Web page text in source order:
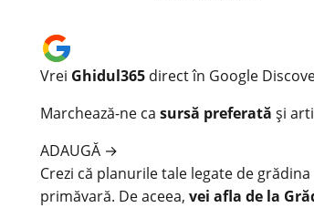
Vrei Ghidul365 direct în Google
Marchează-ne ca sursă preferată și
ADAUGĂ →
Crezi că planurile tale legate de grădina
primăvară. De aceea, vei afla de la